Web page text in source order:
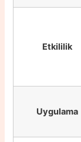
Etkililik
Uygulama